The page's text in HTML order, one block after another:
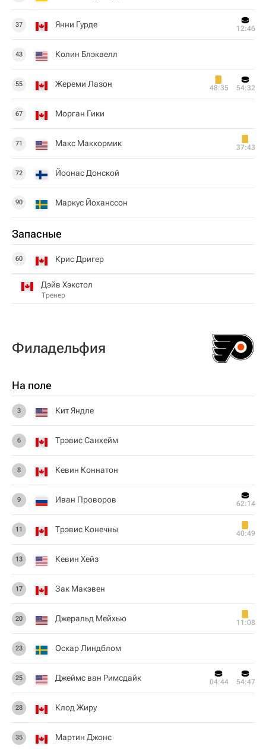
37 Янни Гурде 12:46
43 Колин Блэквелл
55 Жереми Лазон 48:35 54:32
67 Морган Гики
71 Макс Маккормик 37:43
72 Йоонас Донской
90 Маркус Йоханссон
Запасные
60 Крис Дригер
Дэйв Хэкстол
Тренер
Филадельфия
На поле
3 Кит Яндле
6 Трэвис Санхейм
8 Кевин Коннатон
9 Иван Проворов 62:14
11 Трэвис Конечны 40:49
13 Кевин Хейз
17 Зак Макэвен
20 Джеральд Мейхью 11:08
23 Оскар Линдблом
25 Джеймс ван Римсдайк 04:44 54:47
28 Клод Жиру
35 Мартин Джонс